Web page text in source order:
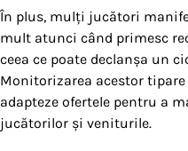
În plus, mulți jucători
mult atunci când primesc
ceea ce poate declanșa un
Monitorizarea acestor
adapteze ofertele pentru a
jucătorilor și veniturile.